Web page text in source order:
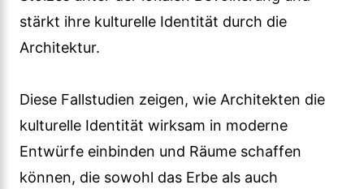
stärkt ihre kulturelle Identität durch die
Architektur.
Diese Fallstudien zeigen, wie Architekten die
kulturelle Identität wirksam in moderne
Entwürfe einbinden und Räume schaffen
können, die sowohl das Erbe als auch